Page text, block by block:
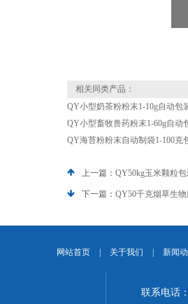
相关同类产品：
QY小型奶茶粉粉末1-10g自动包
QY小型畜牧兽药粉末1-60g自动
QY海苔粉粉末自动制袋1-100克
上一篇： QY50kg玉米颗粒
下一篇： QY50千克烟草生
网站首页 关于我们 新闻
联系电话